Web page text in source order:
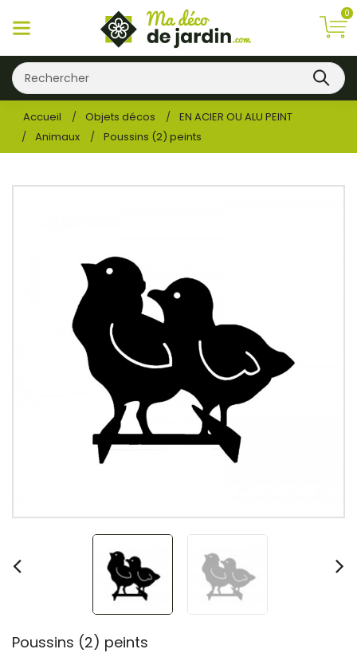
0
Accueil Objets décos
EN ACIER OU ALU PEINT
Animaux
Poussins (2) peints
Poussins (2) peints